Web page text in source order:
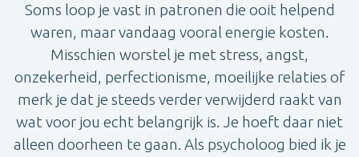
Soms loop je vast in patronen die ooit helpend
waren, maar vandaag vooral energie kosten.
Misschien worstel je met stress, angst,
onzekerheid, perfectionisme, moeilijke relaties of
merk je dat je steeds verder verwijderd raakt van
wat voor jou echt belangrijk is. Je hoeft daar niet
alleen doorheen te gaan. Als psycholoog bied ik je